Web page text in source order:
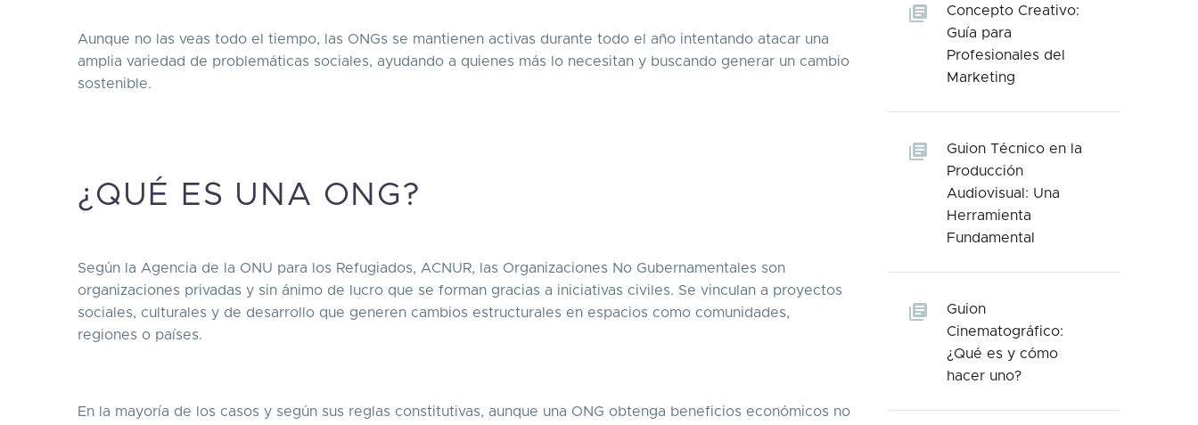
Aunque no las veas todo el tiempo, las ONGs se mantienen activas durante todo el año intentando atacar una
amplia variedad de problemáticas sociales, ayudando a quienes más lo necesitan y buscando generar un cambio
sostenible.
¿QUÉ ES UNA ONG?
Según la Agencia de la ONU para los Refugiados, ACNUR, las Organizaciones No Gubernamentales son
organizaciones privadas y sin ánimo de lucro que se forman gracias a iniciativas civiles. Se vinculan a proyectos
sociales, culturales y de desarrollo que generen cambios estructurales en espacios como comunidades,
regiones o países.
En la mayoría de los casos y según sus reglas constitutivas, aunque una ONG obtenga beneficios económicos no
Concepto Creativo:
Guía para
Profesionales del
Marketing
Guion Técnico en la
Producción
Audiovisual: Una
Herramienta
Fundamental
Guion
Cinematográfico:
¿Qué es y cómo
hacer uno?